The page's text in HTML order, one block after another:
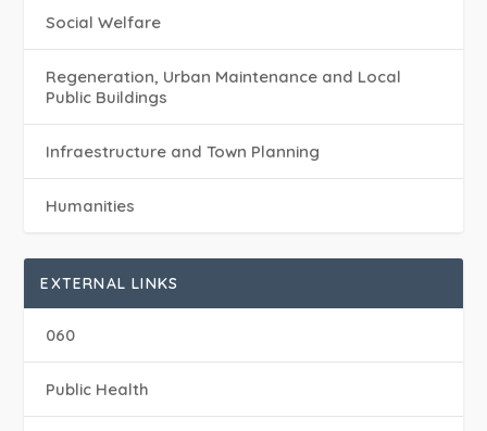
Social Welfare
Regeneration, Urban Maintenance and Local
Public Buildings
Infraestructure and Town Planning
Humanities
EXTERNAL LINKS
060
Public Health